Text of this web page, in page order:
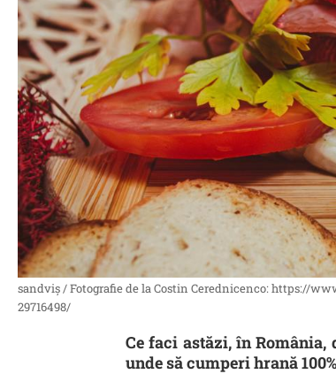
sandviș / Fotografie de la Costin Cerednicenco: https://
29716498/
Ce faci astăzi, în
unde să cumperi hrană